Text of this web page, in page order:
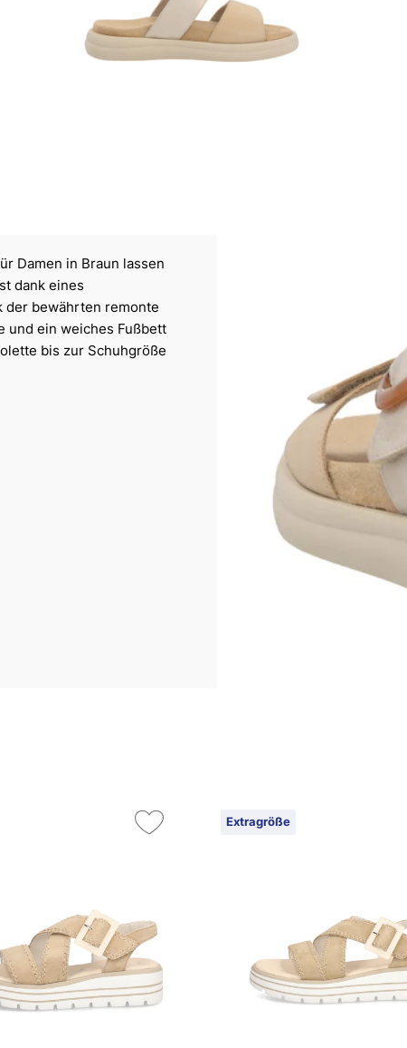
Damen in Braun lassen
dank eines
der bewährten remonte
und ein weiches Fußbett
bis zur Schuhgröße
Extragröße